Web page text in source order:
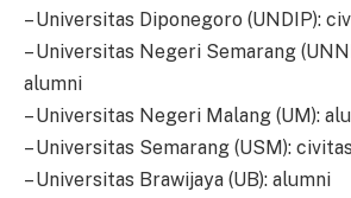
– Universitas Diponegoro (UNDIP):
– Universitas Negeri Semarang
alumni
– Universitas Negeri Malang (UM):
– Universitas Semarang (USM):
– Universitas Brawijaya (UB): alumni